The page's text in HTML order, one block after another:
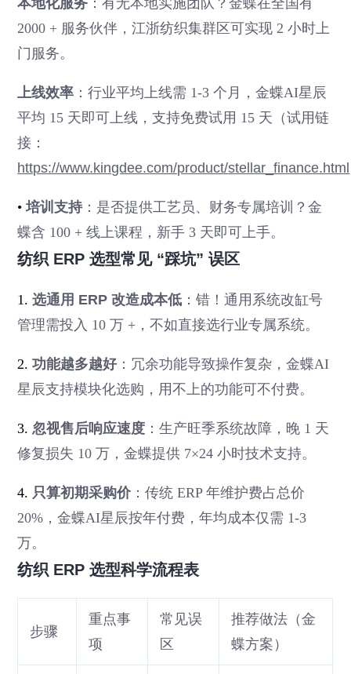
本地化服务 ：有无本地实施团队？金蝶在全国有
2000 + 服务伙伴，江浙纺织集群区可实现 2 小时上
门服务。
上线效率 ：行业平均上线需 1-3 个月，金蝶AI星辰
平均 15 天即可上线，支持免费试用 15 天（试用链
接：
https://www.kingdee.com/product/stellar_finance.html
•培训支持：是否提供工艺员、财务专属培训？金
蝶含 100 + 线上课程，新手 3 天即可上手。
纺织 ERP 选型常见 “踩坑” 误区
1.选通用 ERP 改造成本低 ：错！通用系统改缸号
管理需投入 10 万 +，不如直接选行业专属系统。
2.功能越多越好：冗余功能导致操作复杂，金蝶AI
星辰支持模块化选购，用不上的功能可不付费。
3. 忽视售后响应速度 ：生产旺季系统故障，晚 1 天
修复损失 10 万，金蝶提供 7×24 小时技术支持。
4. 只算初期采购价：传统 ERP 年维护费占总价
20%，金蝶AI星辰按年付费，年均成本仅需 1-3
万。
纺织 ERP 选型科学流程表
步骤
重点事
项
常见误
区
推荐做法（金
蝶方案）